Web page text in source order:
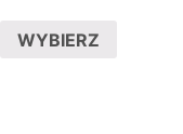
WYBIERZ